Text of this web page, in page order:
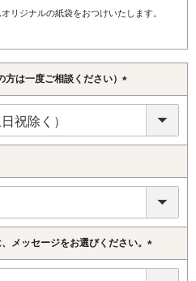
リジナルの紙袋をおつけいたします。
は一度ご相談ください）
(必
メッセージをお選びください。
(必